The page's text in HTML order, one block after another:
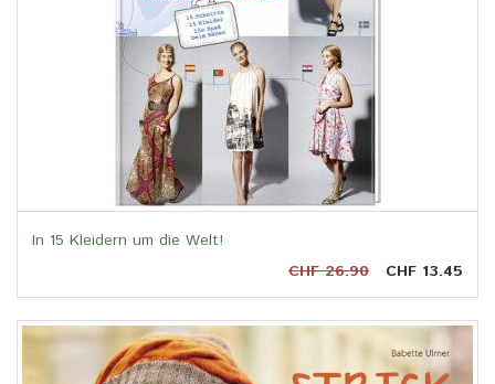
In 15 Kleidern um die Welt!
CHF 26.90 CHF 13.45